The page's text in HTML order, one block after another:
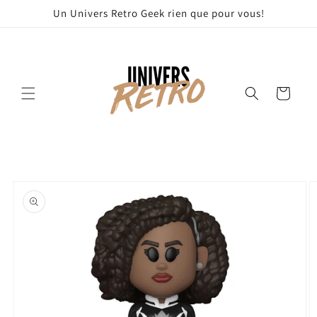
passerUn Univers Retro Geek rien que pour vous!
Panier
informations
produits